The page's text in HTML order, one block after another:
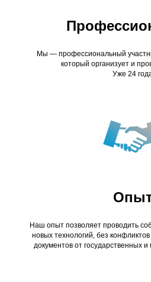
Мы — профессиональный
который организует и
Уже 24
Наш опыт позволяет проводить
новых технологий, без конфликтов
документов от государственных